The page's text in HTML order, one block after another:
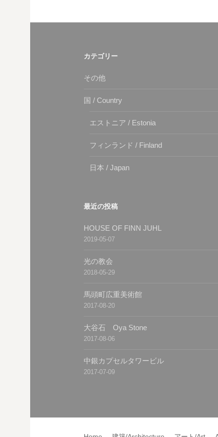
カテゴリー
その他
国 / Country
エストニア / Estonia
フィンランド / Finland
日本 / Japan
最近の投稿
HOUSE OF FINN JUHL
2019-05-07
光の教会
2018-05-29
馬頭町広重美術館
2017-08-20
大谷石 Oya Stone
2017-08-06
中銀カプセルタワービル
2017-07-09